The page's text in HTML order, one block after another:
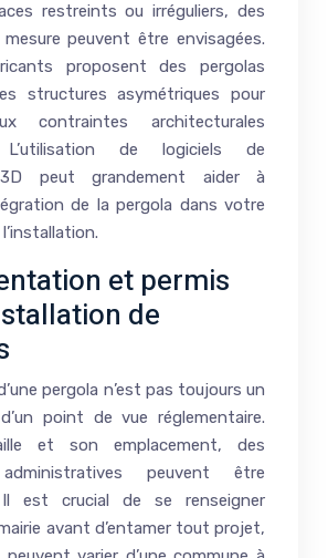
restreints ou irréguliers, des
peuvent être envisagées.
proposent des pergolas
structures asymétriques pour
contraintes architecturales
L’utilisation de logiciels de
peut grandement aider à
de la pergola dans votre
et permis
de
pergola n’est pas toujours un
point de vue réglementaire.
et son emplacement, des
peuvent être
Il est crucial de se renseigner
avant d’entamer tout projet,